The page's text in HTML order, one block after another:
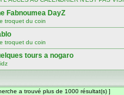
Fabnoumea DayZ
troquet du coin
troquet du coin
tours a nogaro
a trouvé plus de 1000 résultat(s) ]